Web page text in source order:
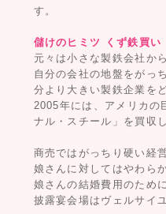
す。
儲けのヒミツ くず鉄買い
元々は小さな製鉄会社か
自分の会社の地盤をがっ
分より大きい製鉄企業を
2005年には、アメリカの
ナル・スチール」を買収
商売ではがっちり硬い経
娘さんに対してはやわらか
娘さんの結婚費用のため
披露宴会場はヴェルサイ